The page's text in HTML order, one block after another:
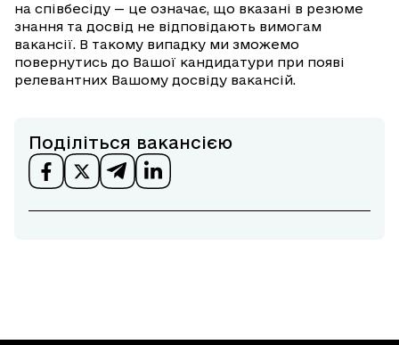
на співбесіду — це означає, що вказані в резюме
знання та досвід не відповідають вимогам
вакансії. В такому випадку ми зможемо
повернутись до Вашої кандидатури при появі
релевантних Вашому досвіду вакансій.
Поділіться вакансією